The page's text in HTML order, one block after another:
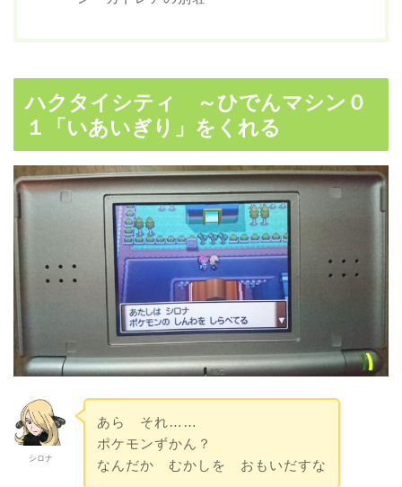
ハクタイシティ ～ひでんマシン０
１「いあいぎり」をくれる
シロナ
あら それ……
ポケモンずかん？
なんだか むかしを おもいだすな